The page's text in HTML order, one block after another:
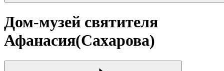
Дом-музей святителя
Афанасия(Сахарова)